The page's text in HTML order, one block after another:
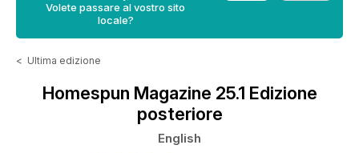
Volete passare al vostro sito
locale?
< Ultima edizione
Homespun Magazine 25.1 Edizione
posteriore
English